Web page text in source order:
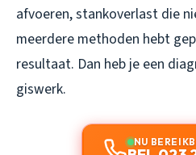
afvoeren, stankoverlast die
meerdere methoden hebt
resultaat. Dan heb je een
giswerk.
NU